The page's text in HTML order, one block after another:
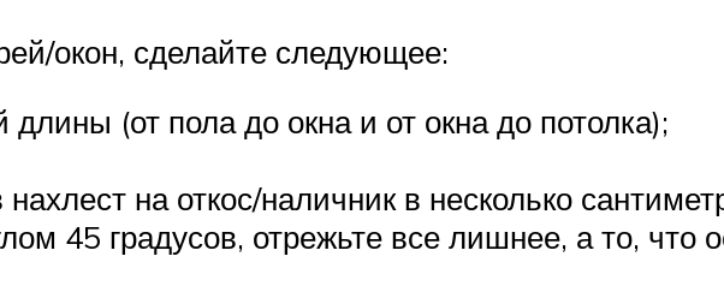
окон, сделайте следующее:
длины (от пола до окна и от окна до потолка);
на откос/наличник в несколько
45 градусов, отрежьте все лишнее, а то, что